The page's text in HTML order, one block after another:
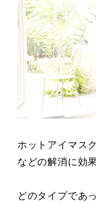
ホットアイマス
などの解消に効
どのタイプであ